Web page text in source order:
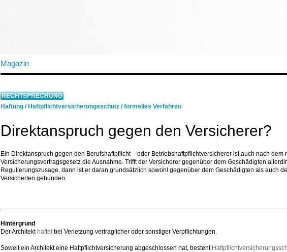
Magazin
RECHTSPRECHUNG
Haftung / Haftpflichtversicherungsschutz /formelles Verfahren
Direktanspruch gegen den Versicherer?
Ein Direktanspruch gegen den Berufshaftpflicht – oder Betriebshaftpflichtversicherer ist auch nach dem
Versicherungsvertragsgesetz die Ausnahme. Trifft der Versicherer gegenüber dem Geschädigten
Regulierungszusage, dann ist er daran grundsätzlich sowohl gegenüber dem Geschädigten als auch
Versicherten gebunden.
Hintergrund
Der Architekt haftetbei Verletzung vertraglicher oder sonstiger Verpflichtungen.
Soweit ein Architekt eine Haftpflichtversicherung abgeschlossen hat, besteht